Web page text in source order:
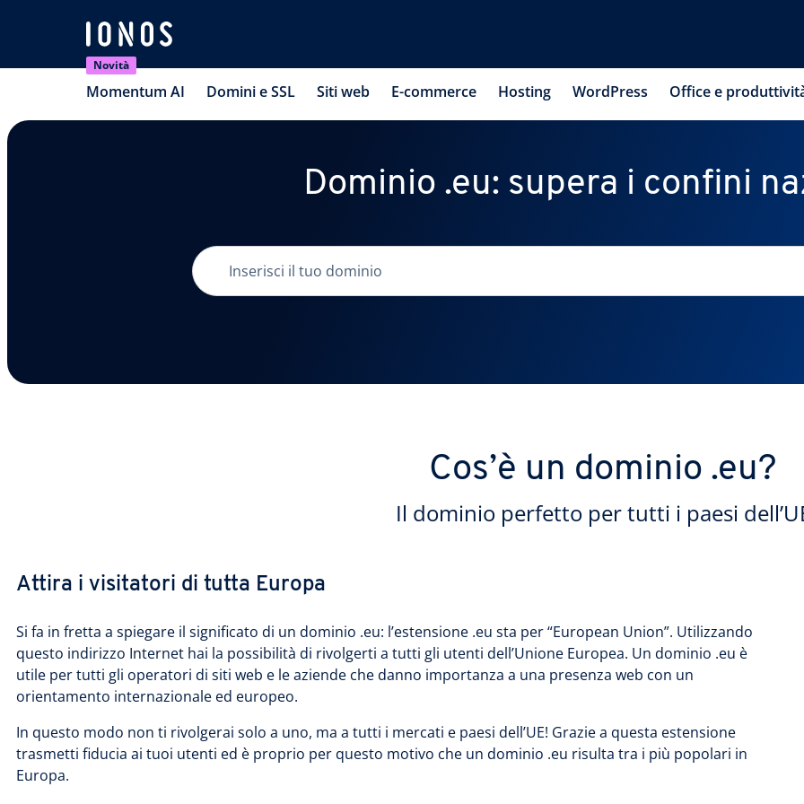
Novità
Momentum AI Domini e SSL Siti web E-commerce Hosting WordPress Office e
Dominio .eu: supera i confini
Cos’è un dominio .eu?
Il dominio perfetto per tutti i paesi
Attira i visitatori di tutta Europa
Si fa in fretta a spiegare il significato di un dominio .eu: l’estensione .eu sta per “European Union”. Utilizzando
questo indirizzo Internet hai la possibilità di rivolgerti a tutti gli utenti dell’Unione Europea. Un dominio .eu è
utile per tutti gli operatori di siti web e le aziende che danno importanza a una presenza web con un
orientamento internazionale ed europeo.
In questo modo non ti rivolgerai solo a uno, ma a tutti i mercati e paesi dell’UE! Grazie a questa estensione
trasmetti fiducia ai tuoi utenti ed è proprio per questo motivo che un dominio .eu risulta tra i più popolari in
Europa.